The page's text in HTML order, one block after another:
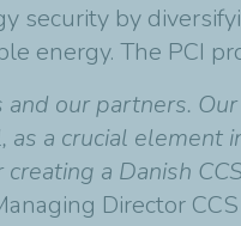
security by
energy. The PCI
and our partners.
as a crucial
a Danish
Director